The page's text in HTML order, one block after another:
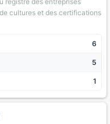
cultures et des certifications
6
5
1